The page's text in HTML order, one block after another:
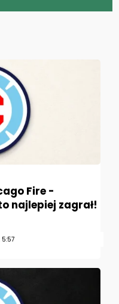
Fire -
najlepiej zagrał!
5:57